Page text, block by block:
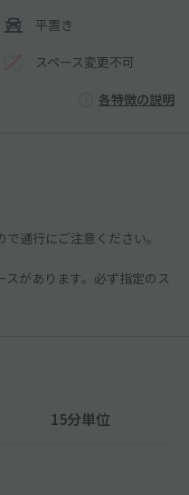
平置き
スペース変更不可
各特徴の説明
通行にご注意ください。
があります。必ず指定のス
15分単位